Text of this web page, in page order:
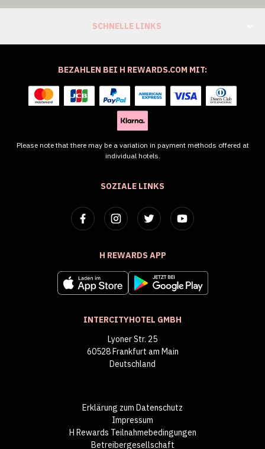
SCHNELLE LINKS
SOZIALE LINKS
H REWARDS APP
INTERCITYHOTEL GMBH
Lyoner Str. 25
60528 Frankfurt am Main
Deutschland
BEZAHLEN BEI H REWARDS.COM MIT:
Please note that there may be a variation in payment methods offered at
individual hotels.
Erklärung zum Datenschutz
Impressum
H Rewards Teilnahmebedingungen
Betreibergesellschaft